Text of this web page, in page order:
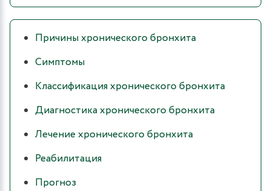
Причины хронического бронхита
Симптомы
Классификация хронического бронхита
Диагностика хронического бронхита
Лечение хронического бронхита
Реабилитация
Прогноз